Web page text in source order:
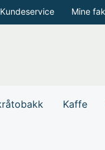
Kundeservice Mine
Kaffe